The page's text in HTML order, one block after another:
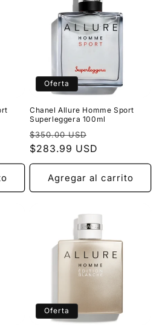
Oferta
Chanel Allure Homme Sport
Superleggera 100ml
Precio
habitual
$350.00 USD
de
oferta
$283.99 USD
Agregar al carrito
Oferta